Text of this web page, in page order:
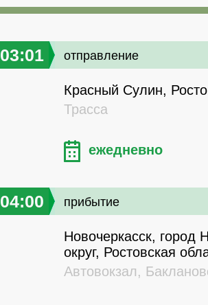
03:01 отправление
Красный Сулин,
Трасса
ежедневно
04:00 прибытие
Новочеркасск, город
округ, Ростовская
Автовокзал,